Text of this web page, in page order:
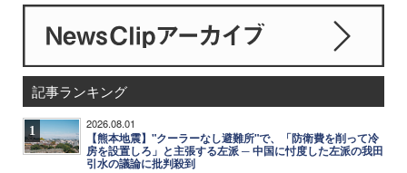
記事ランキング
1 2026.08.01
【熊本地震】"クーラーなし避難所"で、「防衛費を削って冷
房を設置しろ」と主張する左派 ─ 中国に忖度した左派の我田
引水の議論に批判殺到